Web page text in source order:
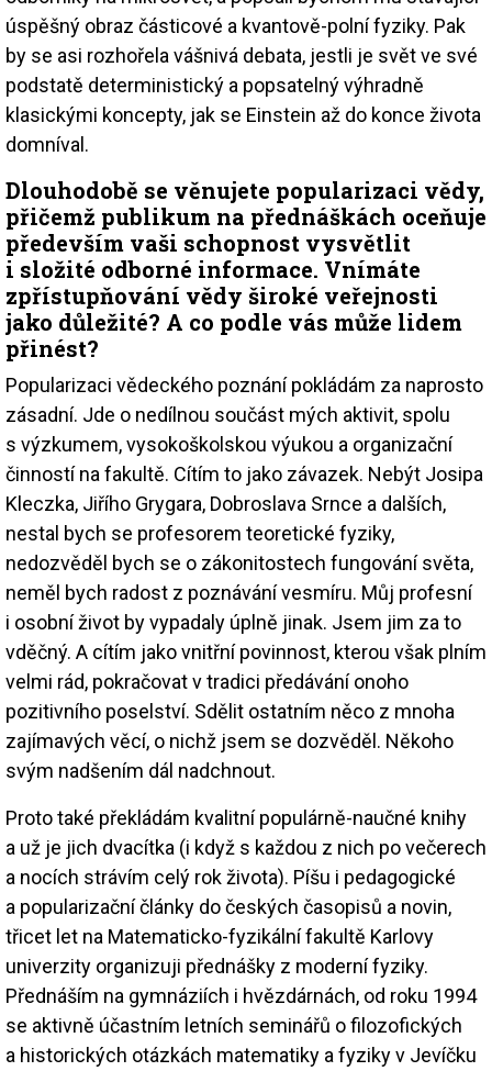
úspěšný obraz částicové a kvantově-polní fyziky. Pak
by se asi rozhořela vášnivá debata, jestli je svět ve své
podstatě deterministický a popsatelný výhradně
klasickými koncepty, jak se Einstein až do konce života
domníval.
Dlouhodobě se věnujete popularizaci vědy,
přičemž publikum na přednáškách oceňuje
především vaši schopnost vysvětlit
i složité odborné informace. Vnímáte
zpřístupňování vědy široké veřejnosti
jako důležité? A co podle vás může lidem
přinést?
Popularizaci vědeckého poznání pokládám za naprosto
zásadní. Jde o nedílnou součást mých aktivit, spolu
s výzkumem, vysokoškolskou výukou a organizační
činností na fakultě. Cítím to jako závazek. Nebýt Josipa
Kleczka, Jiřího Grygara, Dobroslava Srnce a dalších,
nestal bych se profesorem teoretické fyziky,
nedozvěděl bych se o zákonitostech fungování světa,
neměl bych radost z poznávání vesmíru. Můj profesní
i osobní život by vypadaly úplně jinak. Jsem jim za to
vděčný. A cítím jako vnitřní povinnost, kterou však plním
velmi rád, pokračovat v tradici předávání onoho
pozitivního poselství. Sdělit ostatním něco z mnoha
zajímavých věcí, o nichž jsem se dozvěděl. Někoho
svým nadšením dál nadchnout.
Proto také překládám kvalitní populárně-naučné knihy
a už je jich dvacítka (i když s každou z nich po večerech
a nocích strávím celý rok života). Píšu i pedagogické
a popularizační články do českých časopisů a novin,
třicet let na Matematicko-fyzikální fakultě Karlovy
univerzity organizuji přednášky z moderní fyziky.
Přednáším na gymnáziích i hvězdárnách, od roku 1994
se aktivně účastním letních seminářů o filozofických
a historických otázkách matematiky a fyziky v Jevíčku